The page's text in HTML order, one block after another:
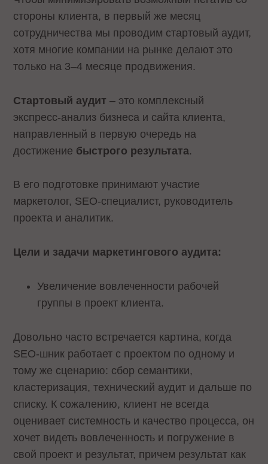
стороны клиента, в первый же месяц
сотрудничества мы проводим стартовый аудит,
хотя многие компании на рынке делают это
только на 3–4 месяце продвижения.
Стартовый аудит – это комплексный
экспресс-анализ бизнеса и сайта клиента,
направленный в первую очередь на
достижение быстрого результата.
В его подготовке принимают участие
маркетолог, SEO-специалист, руководитель
проекта и аналитик.
Цели и задачи маркетингового аудита:
Увеличение вовлеченности рабочей
группы в проект клиента.
Довольно часто встречается картина, когда
SEO-шник работает с проектом по одному и
тому же сценарию: сбор семантики,
кластеризация, технический аудит и дальше по
списку. К сожалению, клиент не всегда
оценивает системность и качество процесса, он
хочет видеть вовлеченность и погружение в
свой проект и результат, причем результат как